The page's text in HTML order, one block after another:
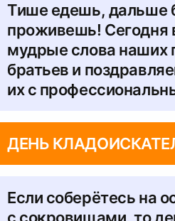
Тише едешь, дальше
проживешь! Сегодня
мудрые слова
братьев и
их с
ДЕНЬ
Если соберётесь на